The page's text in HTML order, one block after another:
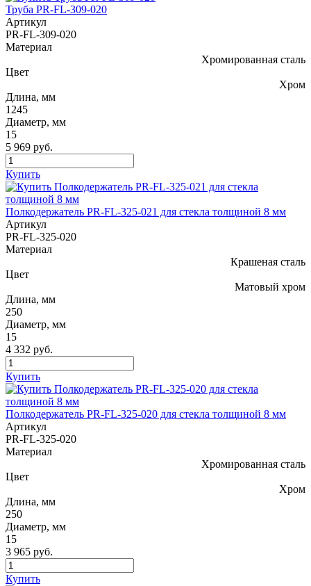
Труба PR-FL-309-020
Артикул
PR-FL-309-020
Материал
Хромированная сталь
Цвет
Хром
Длина, мм
1245
Диаметр, мм
15
5 969 руб.
Купить
Полкодержатель PR-FL-325-021 для стекла толщиной 8 мм
Артикул
PR-FL-325-020
Материал
Крашеная сталь
Цвет
Матовый хром
Длина, мм
250
Диаметр, мм
15
4 332 руб.
Купить
Полкодержатель PR-FL-325-020 для стекла толщиной 8 мм
Артикул
PR-FL-325-020
Материал
Хромированная сталь
Цвет
Хром
Длина, мм
250
Диаметр, мм
15
3 965 руб.
Купить